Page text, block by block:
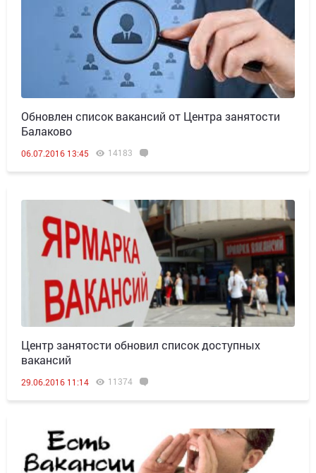
Обновлен список вакансий от Центра занятости
Балаково
06.07.2016 13:45 14183
Центр занятости обновил список доступных
вакансий
29.06.2016 11:14 11374